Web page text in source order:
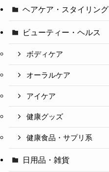
ヘアケア・スタイリング
ビューティー・ヘルス
ボディケア
オーラルケア
アイケア
健康グッズ
健康食品・サプリ系
日用品・雑貨